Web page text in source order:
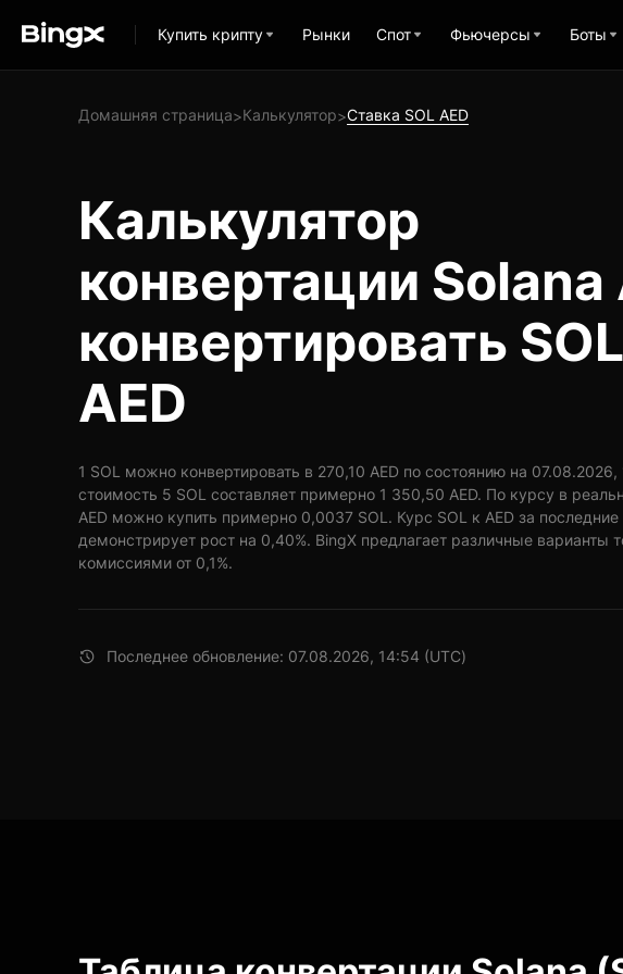
Купить крипту Рынки Спот Фьючерсы Боты
Домашняя страница>Калькулятор>Ставка SOL AED
Калькулятор
конвертации Solana
конвертировать
AED
1 SOL можно конвертировать в 270,10 AED по состоянию на 07.08.2026,
стоимость 5 SOL составляет примерно 1 350,50 AED. По курсу в
AED можно купить примерно 0,0037 SOL. Курс SOL к AED за последние
демонстрирует рост на 0,40%. BingX предлагает различные варианты
комиссиями от 0,1%.
Последнее обновление: 07.08.2026, 14:54 (UTC)